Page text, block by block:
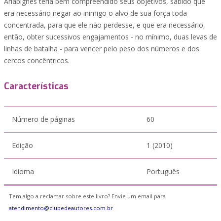
era necessário negar ao inimigo o alvo de sua força toda
concentrada, para que ele não perdesse, e que era necessário,
então, obter sucessivos engajamentos - no mínimo, duas levas de
linhas de batalha - para vencer pelo peso dos números e dos
cercos concêntricos.
Características
Número de páginas 60
Edição 1 (2010)
Idioma Português
Tem algo a reclamar sobre este livro? Envie um email para
atendimento@clubedeautores.com.br